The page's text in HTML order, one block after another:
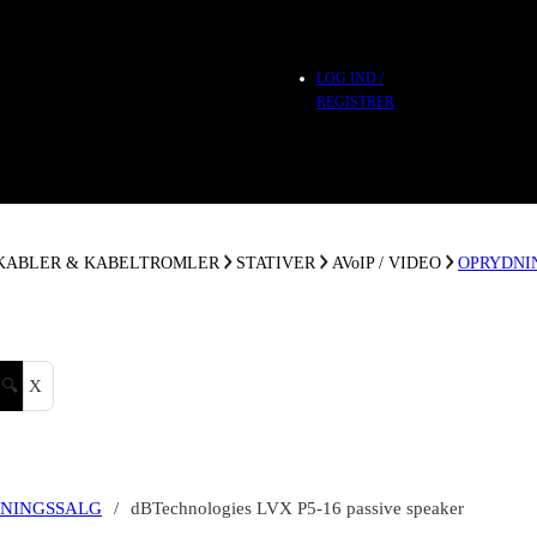
LOG IND /
REGISTRER
& KABELTROMLER STATIVER AVoIP / VIDEO
🔍 X
/ dBTechnologies LVX P5-16 passive speaker